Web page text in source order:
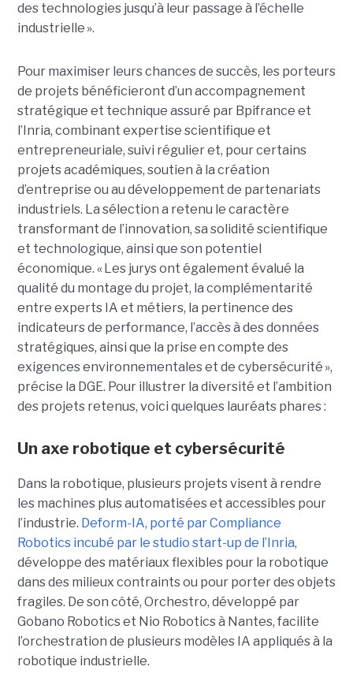
des technologies jusqu’à leur passage à l’échelle
industrielle ».
Pour maximiser leurs chances de succès, les porteurs
de projets bénéficieront d’un accompagnement
stratégique et technique assuré par Bpifrance et
l’Inria, combinant expertise scientifique et
entrepreneuriale, suivi régulier et, pour certains
projets académiques, soutien à la création
d’entreprise ou au développement de partenariats
industriels. La sélection a retenu le caractère
transformant de l’innovation, sa solidité scientifique
et technologique, ainsi que son potentiel
économique. « Les jurys ont également évalué la
qualité du montage du projet, la complémentarité
entre experts IA et métiers, la pertinence des
indicateurs de performance, l’accès à des données
stratégiques, ainsi que la prise en compte des
exigences environnementales et de cybersécurité »,
précise la DGE. Pour illustrer la diversité et l’ambition
des projets retenus, voici quelques lauréats phares :
Un axe robotique et cybersécurité
Dans la robotique, plusieurs projets visent à rendre
les machines plus automatisées et accessibles pour
l’industrie. Deform-IA, porté par Compliance
Robotics incubé par le studio start-up de l’Inria,
développe des matériaux flexibles pour la robotique
dans des milieux contraints ou pour porter des objets
fragiles. De son côté, Orchestro, développé par
Gobano Robotics et Nio Robotics à Nantes, facilite
l’orchestration de plusieurs modèles IA appliqués à la
robotique industrielle.